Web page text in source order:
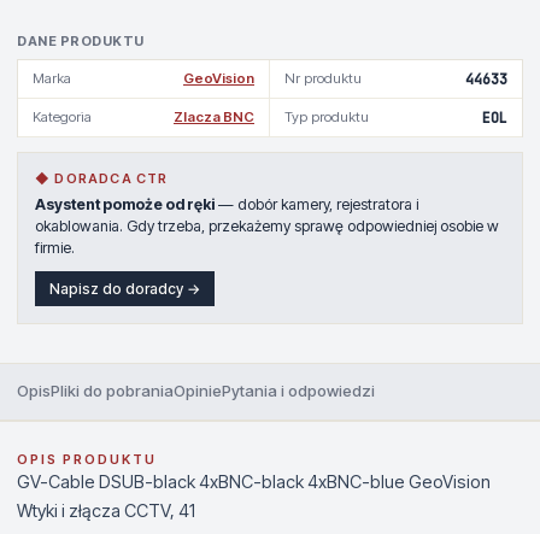
DANE PRODUKTU
Marka GeoVision Nr produktu 44633
Kategoria Zlacza BNC Typ produktu EOL
◆ DORADCA CTR
Asystent pomoże od ręki — dobór kamery, rejestratora i
okablowania. Gdy trzeba, przekażemy sprawę odpowiedniej osobie w
firmie.
Napisz do doradcy →
OpisPliki do pobraniaOpiniePytania i odpowiedzi
OPIS PRODUKTU
GV-Cable DSUB-black 4xBNC-black 4xBNC-blue GeoVision
Wtyki i złącza CCTV, 41